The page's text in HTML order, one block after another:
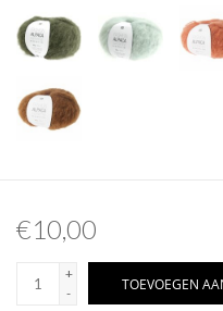
€10,00
+
-
TOEVOEGEN